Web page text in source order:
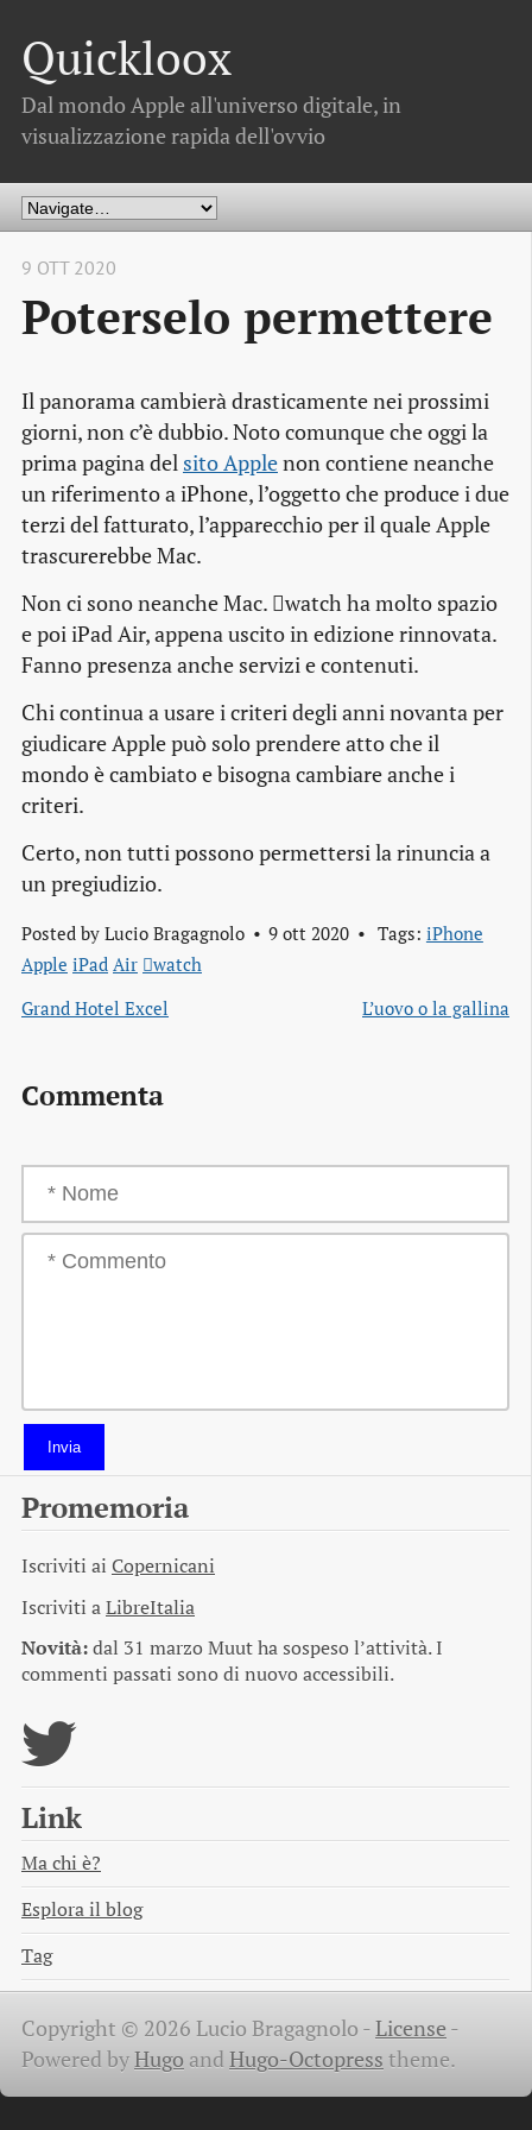
Quickloox
Dal mondo Apple all'universo digitale, in
visualizzazione rapida dell'ovvio
9 OTT 2020
Poterselo permettere
Il panorama cambierà drasticamente nei prossimi
giorni, non c’è dubbio. Noto comunque che oggi la
prima pagina del sito Applenon contiene neanche
un riferimento a iPhone, l’oggetto che produce i due
terzi del fatturato, l’apparecchio per il quale Apple
trascurerebbe Mac.
Non ci sono neanche Mac. watch ha molto spazio
e poi iPad Air, appena uscito in edizione rinnovata.
Fanno presenza anche servizi e contenuti.
Chi continua a usare i criteri degli anni novanta per
giudicare Apple può solo prendere atto che il
mondo è cambiato e bisogna cambiare anche i
criteri.
Certo, non tutti possono permettersi la rinuncia a
un pregiudizio.
Posted by Lucio Bragagnolo 9 ott 2020 Tags: iPhone
Apple iPad Air watch
Grand Hotel Excel
L’uovo o la gallina
Commenta
Invia
Promemoria
Iscriviti ai Copernicani
Iscriviti aLibreItalia
Novità:dal 31 marzo Muut ha sospeso l’attività. I
commenti passati sono di nuovo accessibili.
Link
Ma chi è?
Esplora il blog
Tag
Copyright © 2026 Lucio Bragagnolo -License -
Powered byHugo and Hugo-Octopress theme.